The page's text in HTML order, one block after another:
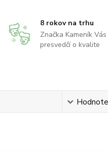
8 rokov na trhu
Značka Kameník Vás
presvedčí o kvalite